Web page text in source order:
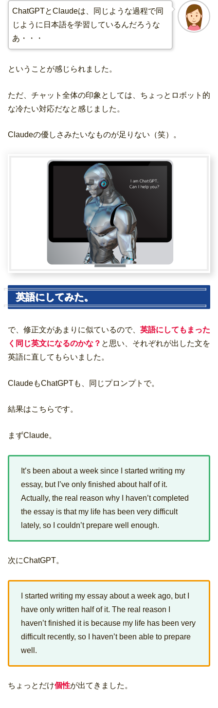
ChatGPTとClaudeは、同じような過程で同
じように日本語を学習しているんだろうな
あ・・・
ということが感じられました。
ただ、チャット全体の印象としては、ちょっとロボット的
な冷たい対応だなと感じました。
Claudeの優しさみたいなものが足りない（笑）。
英語にしてみた。
で、修正文があまりに似ているので、 英語にしてもまった
く同じ英文になるのかな？ と思い、それぞれが出した文を
英語に直してもらいました。
ClaudeもChatGPTも、同じプロンプトで。
結果はこちらです。
まずClaude。
It’s been about a week since I started writing my
essay, but I’ve only finished about half of it.
Actually, the real reason why I haven’t completed
the essay is that my life has been very difficult
lately, so I couldn’t prepare well enough.
次にChatGPT。
I started writing my essay about a week ago, but I
have only written half of it. The real reason I
haven’t finished it is because my life has been very
difficult recently, so I haven’t been able to prepare
well.
ちょっとだけ個性が出てきました。